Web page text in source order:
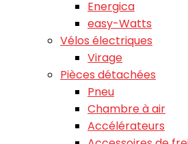
Energica
easy-Watts
Vélos électriques
Virage
Pièces détachées
Pneu
Chambre à air
Accélérateurs